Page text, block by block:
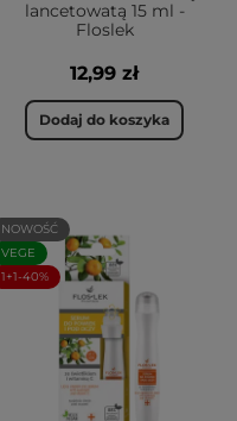
lancetowatą 15 ml -
Floslek
12,99 zł
Dodaj do koszyka
NOWOŚĆ
VEGE
1+1-40%